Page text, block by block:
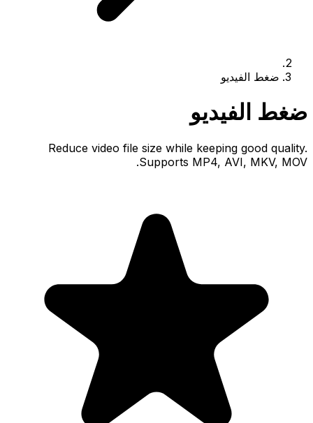
ضغط الفيديو
ضغط الفيديو
Reduce video file size while keeping good quality.
Supports MP4, AVI, MKV, MOV.